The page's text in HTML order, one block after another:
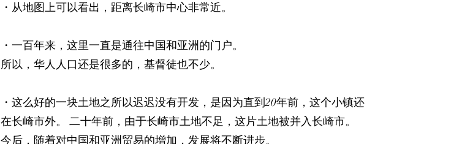
​・从地图上可以看出，距离长崎市中心非常近。
・一百年来，这里一直是通往中国和亚洲的门户。
所以，华人人口还是很多的，基督徒也不少。
・这么好的一块土地之所以迟迟没有开发，是因为直到20年前，这个小镇还
在长崎市外。 二十年前，由于长崎市土地不足，这片土地被并入长崎市。
今后，随着对中国和亚洲贸易的增加，发展将不断进步。